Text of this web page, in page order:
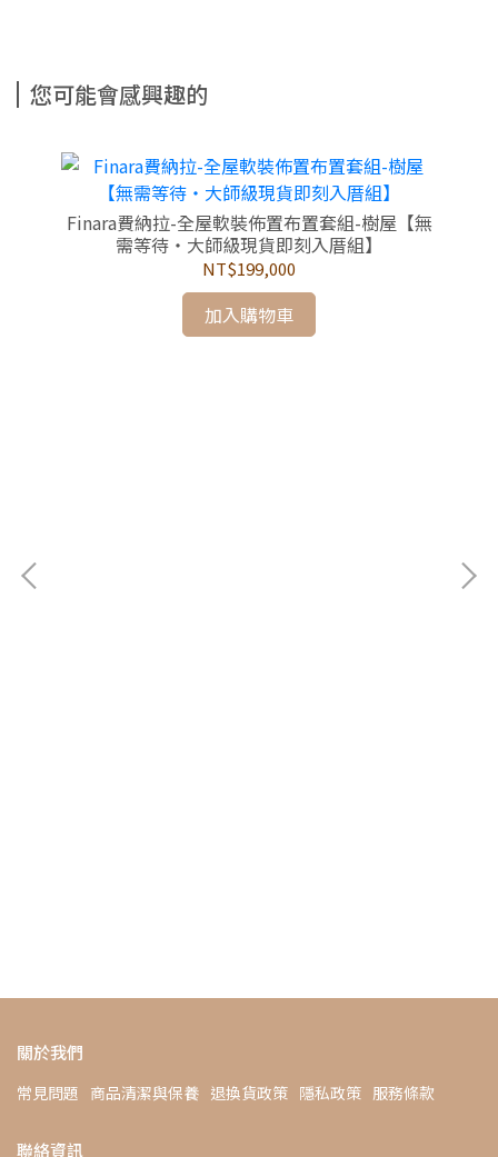
您可能會感興趣的
Finara費納拉-全屋軟裝佈置布置套組-樹屋【無
需等待・大師級現貨即刻入厝組】
NT$199,000
加入購物車
關於我們
常見問題 商品清潔與保養 退換貨政策 隱私政策 服務條款
聯絡資訊